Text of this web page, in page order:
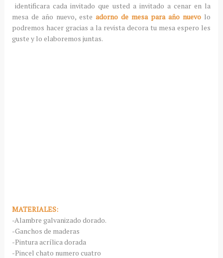
identificara cada invitado que usted a invitado a cenar en la
mesa de año nuevo, este adorno de mesa para año nuevo lo
podremos hacer gracias a la revista decora tu mesa espero les
guste y lo elaboremos juntas.
MATERIALES:
-Alambre galvanizado dorado.
-Ganchos de maderas
-Pintura acrílica dorada
-Pincel chato numero cuatro